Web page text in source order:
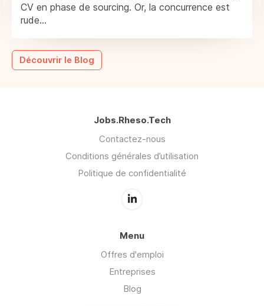
CV en phase de sourcing. Or, la concurrence est
rude...
Découvrir le Blog
Jobs.Rheso.Tech
Contactez-nous
Conditions générales d’utilisation
Politique de confidentialité
Menu
Offres d'emploi
Entreprises
Blog